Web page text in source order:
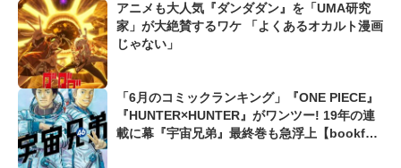
アニメも大人気『ダンダダン』を「UMA研究
家」が大絶賛するワケ 「よくあるオカルト漫画
じゃない」
「6月のコミックランキング」『ONE PIECE』
『HUNTER×HUNTER』がワンツー! 19年の連
載に幕『宇宙兄弟』最終巻も急浮上【bookfan